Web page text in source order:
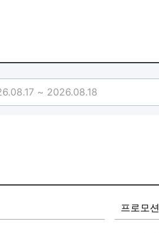
65,000원 → 55,000원 (20% 할인)
객실업그레이드
프로모션